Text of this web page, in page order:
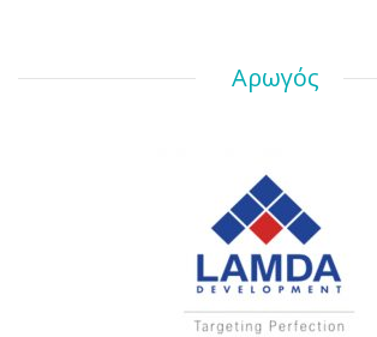
Αρωγός